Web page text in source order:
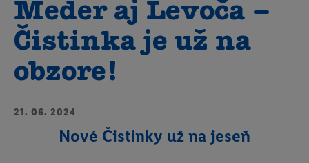
Meder aj Levoča –
Čistinka je už na
obzore!
21. 06. 2024
Nové Čistinky už na jeseň